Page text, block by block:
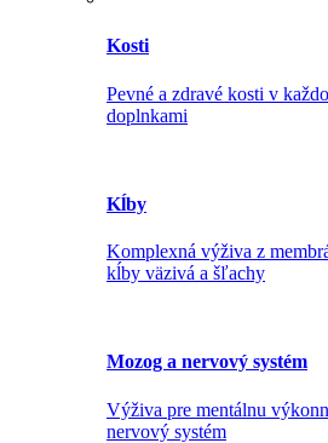
Kosti
Pevné a zdravé kosti v
doplnkami
Kĺby
Komplexná výživa z
kĺby väzivá a šľachy
Mozog a nervový systém
Výživa pre mentálnu
nervový systém